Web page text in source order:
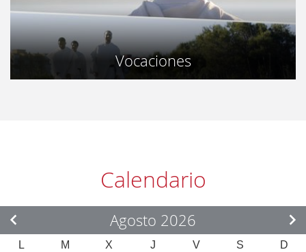
Vocaciones
Calendario
Agosto 2026
L M X J V S D